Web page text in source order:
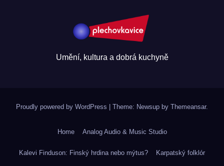
Umění, kultura a dobrá kuchyně
Proudly powered by WordPress Theme: Newsup by Themeansar.
Home Analog Audio & Music Studio
Kalevi Finduson: Finský hrdina nebo mýtus? Karpatský folklór